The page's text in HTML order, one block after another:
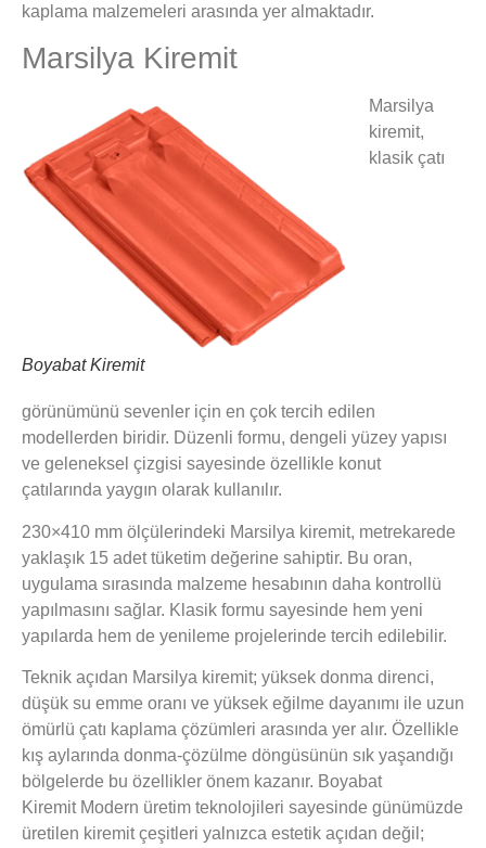
kaplama malzemeleri arasında yer almaktadır.
Marsilya Kiremit
Boyabat Kiremit
Marsilya
kiremit,
klasik çatı
görünümünü sevenler için en çok tercih edilen
modellerden biridir. Düzenli formu, dengeli yüzey yapısı
ve geleneksel çizgisi sayesinde özellikle konut
çatılarında yaygın olarak kullanılır.
230×410 mm ölçülerindeki Marsilya kiremit, metrekarede
yaklaşık 15 adet tüketim değerine sahiptir. Bu oran,
uygulama sırasında malzeme hesabının daha kontrollü
yapılmasını sağlar. Klasik formu sayesinde hem yeni
yapılarda hem de yenileme projelerinde tercih edilebilir.
Teknik açıdan Marsilya kiremit; yüksek donma direnci,
düşük su emme oranı ve yüksek eğilme dayanımı ile uzun
ömürlü çatı kaplama çözümleri arasında yer alır. Özellikle
kış aylarında donma-çözülme döngüsünün sık yaşandığı
bölgelerde bu özellikler önem kazanır. Boyabat
Kiremit Modern üretim teknolojileri sayesinde günümüzde
üretilen kiremit çeşitleri yalnızca estetik açıdan değil;